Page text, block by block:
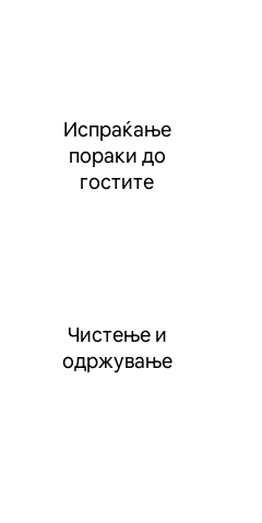
Испраќање
пораки до
гостите
Чистење и
одржување